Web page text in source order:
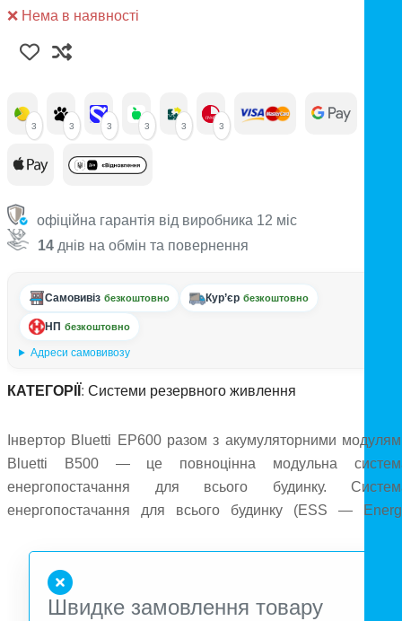
❌ Нема в наявності
3 3 3 3 3 3
офіційна гарантія від виробника 12 міс
14 днів на обмін та повернення
Самовивіз безкоштовно Кур’єр безкоштовно
НП безкоштовно
Адреси самовивозу
КАТЕГОРІЇ : Системи резервного живлення
Інвертор Bluetti EP600 разом з акумуляторними
Bluetti B500 — це повноцінна модульна
енергопостачання для всього будинку.
енергопостачання для всього будинку (ESS —
EP600 та двох акумуляторних модулів Bluetti B500,
вражаючу вхідну і вихідну потужність по 6000 Вт, а
системи становить 9,8 кВт⋅год. Причому, інвертор
Швидке замовлення товару